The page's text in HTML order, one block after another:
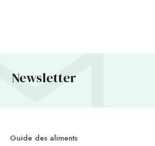
Newsletter
Guide des aliments